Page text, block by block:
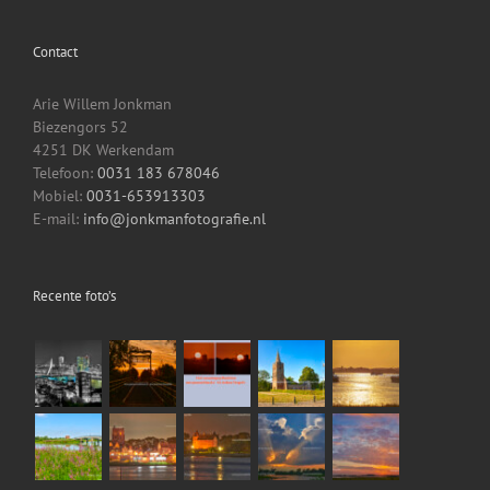
Contact
Arie Willem Jonkman
Biezengors 52
4251 DK Werkendam
Telefoon: 0031 183 678046
Mobiel: 0031-653913303
E-mail: info@jonkmanfotografie.nl
Recente foto’s